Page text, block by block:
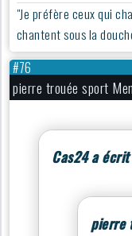
"Je préfère ceux qui
chantent sous la
#76
pierre trouée sport
Cas24 a
pierre